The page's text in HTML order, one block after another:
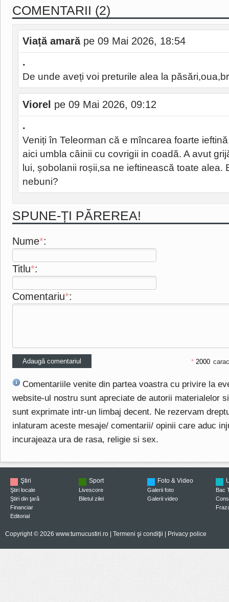
COMENTARII (2)
Viață amară pe 09 Mai 2026, 18:54
.
De unde aveți voi preturile alea la
Viorel pe 09 Mai 2026, 09:12
.
Veniți în Teleorman că e mîncarea foarte
aici umbla câinii cu covrigii in coadă. A avut
lui, șobolanii roșii,sa ne ieftinească toate alea.
nebuni?
SPUNE-ȚI PĂREREA!
Nume*:
Titlu*:
Comentariu*:
*
Comentariile venite din partea voastra cu privire la
website-ul nostru sunt apreciate de autorii materialelor
sunt exprimate intr-un limbaj decent. Ne rezervam
inlaturam aceste mesaje/ comentarii/ opinii care aduc
incurajeaza ura de rasa, religie si sex.
Ştiri
Ştiri locale
Ştiri din ţară
Financiar
Editorial
Sport
Livescore
Biletul zilei
Foto & Video
Galerii foto
Galerii video
Bac
Copyright © 2026 www.turnucustiri.ro | Termeni şi condiţii Privacy police